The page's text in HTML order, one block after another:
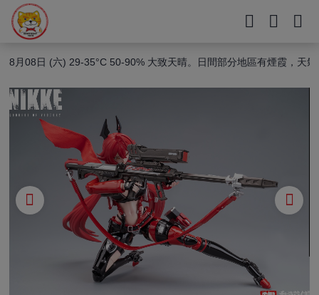
8月08日 (六) 29-35°C 50-90% 大致天晴。日間部分地區有煙霞，天
❗今日截單❗️
8月08日 (六) 29-35°C 50-90% 大致天晴。日間部分地區有煙霞，天